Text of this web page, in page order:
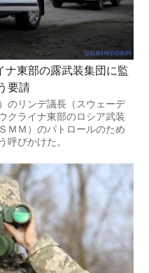
ナ東部の露武装集団に監
要請
のリンデ議長（スウェーデ
クライナ東部のロシア武装
ＭＭ）のパトロールのため
呼びかけた。